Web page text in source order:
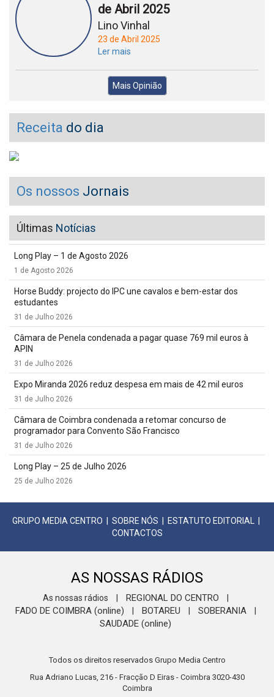
de Abril 2025
Lino Vinhal
23 de Abril 2025
Ler mais
Mais Opinião
Receita do dia
Os nossos Jornais
Últimas Notícias
Long Play – 1 de Agosto 2026
1 de Agosto 2026
Horse Buddy: projecto do IPC une cavalos e bem-estar dos
estudantes
31 de Julho 2026
Câmara de Penela condenada a pagar quase 769 mil euros à
APIN
31 de Julho 2026
Expo Miranda 2026 reduz despesa em mais de 42 mil euros
31 de Julho 2026
Câmara de Coimbra condenada a retomar concurso de
programador para Convento São Francisco
31 de Julho 2026
Long Play – 25 de Julho 2026
25 de Julho 2026
GRUPO MEDIA CENTRO SOBRE NÓS ESTATUTO EDITORIAL
CONTACTOS
AS NOSSAS RÁDIOS
As nossas rádios REGIONAL DO CENTRO
FADO DE COIMBRA (online) BOTAREU SOBERANIA
SAUDADE (online)
Todos os direitos reservados Grupo Media Centro
Rua Adriano Lucas, 216 - Fracção D Eiras - Coimbra 3020-430
Coimbra